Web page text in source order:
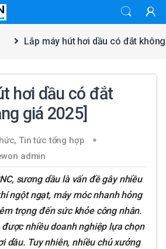
Lắp máy hút hơi dầu có đắt
hơi dầu có đắt
giá 2025]
,Tin tức tổng hợp
admin
sương dầu là vấn đề gây nhiều
ngột ngạt, máy móc nhanh hỏng
trọng đến sức khỏe công nhân.
được nhiều doanh nghiệp lựa chọn
dầu. Tuy nhiên, nhiều chủ xưởng